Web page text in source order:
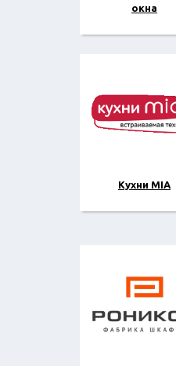
окна
Кухни MIA